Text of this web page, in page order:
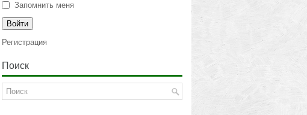
Запомнить меня
Регистрация
Поиск